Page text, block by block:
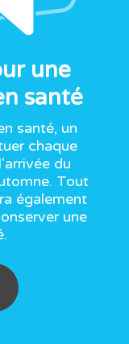
une
santé
santé, un
chaque
du
Tout
également
une